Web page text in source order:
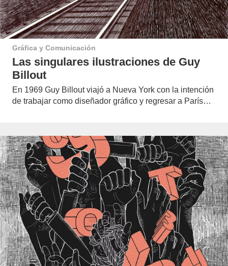
Gráfica y Comunicación
Las singulares ilustraciones de Guy
Billout
En 1969 Guy Billout viajó a Nueva York con la intención
de trabajar como diseñador gráfico y regresar a París…